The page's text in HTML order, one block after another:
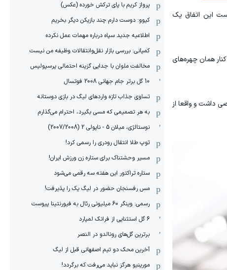
است این اتفاق یک
همان چهره‌های
داشت و واقعا از
پرواز کریم با پای ترکش خورده (عکس)
کیوو: دوست دارم چند بازیکن دیگر بخریم
اطلاعیه جدید سپاه درباره مهمات عمل نکرده
کمپانی: بررسی بازار نقل‌وانتقالات وظیفه من نیست
مخالفت ملوان با جدایی گزینه احتمالی پرسپولیس
10 گل برتر جام جهانی 2008 فوتسال
تساوی جذاب تازه واردهای لیگ در بازی دوستانه
به هر تصمیمی که مسی بگیرد، احترام می‌گذارم
نوستالژی، میلان 5 - ناپولی 2 (2007/2008)
توپ طلا انتقال رودری را رسمی کرد!
مسیر وحشتناک برای ستاره زن ورزش ایران!
ستاره تراکتور این هفته سه رقمی می‌شود
مس رفسنجان حضور در لیگ یک را پذیرفت!
رسمی: وینگر 60 میلیونی رئال به فیورنتینا پیوست
6 گل استثنایی از فرانک لمپارد
برترین گل‌های رونالدو در النصر
آخرین محک دو تیم اصفهانی قبل از لیگ
مورینیو هرگز نباید می‌رفت که برگردد!